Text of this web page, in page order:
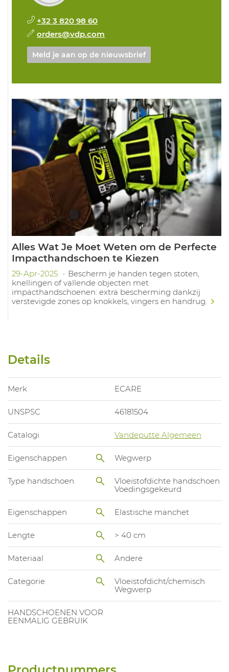
+32 3 820 98 60
orders@vdp.com
Meld je aan op de nieuwsbrief
Alles Wat Je Moet Weten om de Perfecte
Impacthandschoen te Kiezen
29-Apr-2025
Bescherm je handen tegen stoten,
knellingen of vallende objecten met
impacthandschoenen: extra bescherming dankzij
verstevigde zones op knokkels, vingers en handrug.
Details
Merk ECARE
UNSPSC 46181504
Catalogi Vandeputte Algemeen
Eigenschappen Wegwerp
Type handschoen
Vloeistofdichte handschoen
Voedingsgekeurd
Eigenschappen Elastische manchet
Lengte > 40 cm
Materiaal Andere
Categorie
Vloeistofdicht/chemisch
Wegwerp
HANDSCHOENEN VOOR
EENMALIG GEBRUIK